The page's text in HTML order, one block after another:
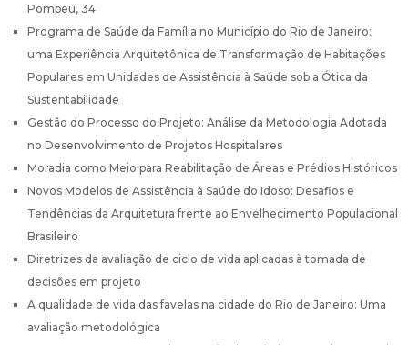
Pompeu, 34
Programa de Saúde da Família no Município do Rio de Janeiro:
uma Experiência Arquitetônica de Transformação de Habitações
Populares em Unidades de Assistência à Saúde sob a Ótica da
Sustentabilidade
Gestão do Processo do Projeto: Análise da Metodologia Adotada
no Desenvolvimento de Projetos Hospitalares
Moradia como Meio para Reabilitação de Áreas e Prédios Históricos
Novos Modelos de Assistência à Saúde do Idoso: Desafios e
Tendências da Arquitetura frente ao Envelhecimento Populacional
Brasileiro
Diretrizes da avaliação de ciclo de vida aplicadas à tomada de
decisões em projeto
A qualidade de vida das favelas na cidade do Rio de Janeiro: Uma
avaliação metodológica